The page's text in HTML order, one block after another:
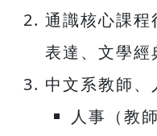
通識核心課程
表達、文學經
中文系教師、
人事（教